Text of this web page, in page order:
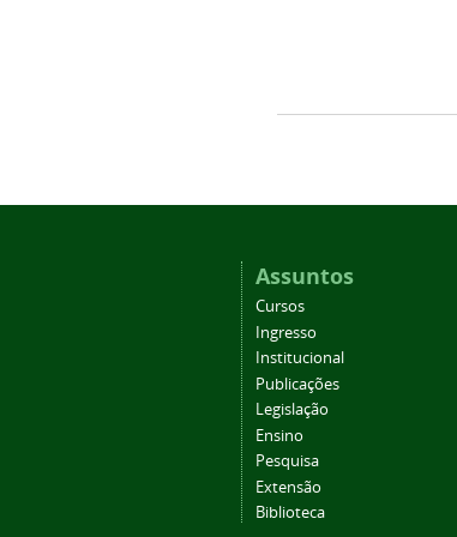
Assuntos
Cursos
Ingresso
Institucional
Publicações
Legislação
Ensino
Pesquisa
Extensão
Biblioteca